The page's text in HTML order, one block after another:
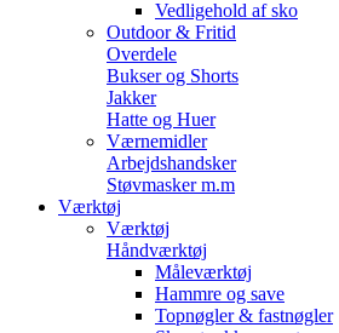
Vedligehold af sko
Outdoor & Fritid
Overdele
Bukser og Shorts
Jakker
Hatte og Huer
Værnemidler
Arbejdshandsker
Støvmasker m.m
Værktøj
Værktøj
Håndværktøj
Måleværktøj
Hammre og save
Topnøgler & fastnøgler